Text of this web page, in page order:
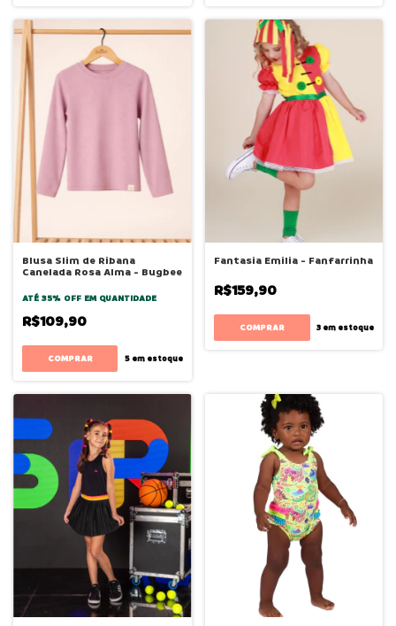
Blusa Slim de Ribana
Canelada Rosa Alma - Bugbee
ATÉ 35% OFF EM QUANTIDADE
R$109,90
COMPRAR 5em estoque
Fantasia Emilia - Fanfarrinha
R$159,90
COMPRAR 3 em estoque